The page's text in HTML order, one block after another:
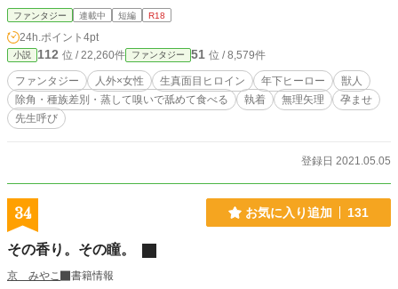
キーワードに苦手なものがある方はご注意ください。
ファンタジー 連載中 短編 R18
24h.ポイント 4pt
小説 112 位 / 22,260件 ファンタジー 51 位 / 8,579件
ファンタジー 人外×女性 生真面目ヒロイン 年下ヒーロー
獣人
除角・種族差別・蒸して嗅いで舐めて食べる
執着 無理矢理
孕ませ
先生呼び
登録日 2021.05.05
34 お気に入り追加 131
その香り。その瞳。
京 みやこ 書籍情報